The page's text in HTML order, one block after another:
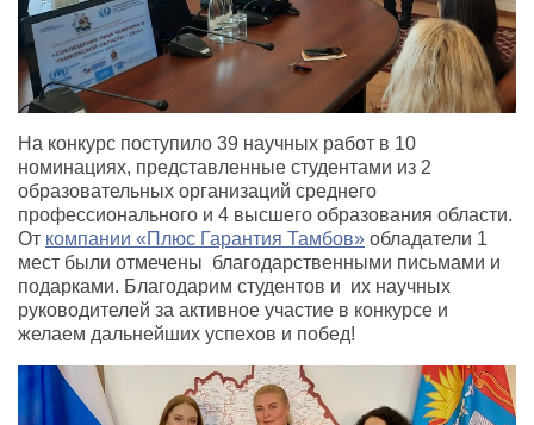
На конкурс поступило 39 научных работ в 10
номинациях, представленные студентами из 2
образовательных организаций среднего
профессионального и 4 высшего образования области.
От компании «Плюс Гарантия Тамбов» обладатели 1
мест были отмечены благодарственными письмами и
подарками. Благодарим студентов и их научных
руководителей за активное участие в конкурсе и
желаем дальнейших успехов и побед!